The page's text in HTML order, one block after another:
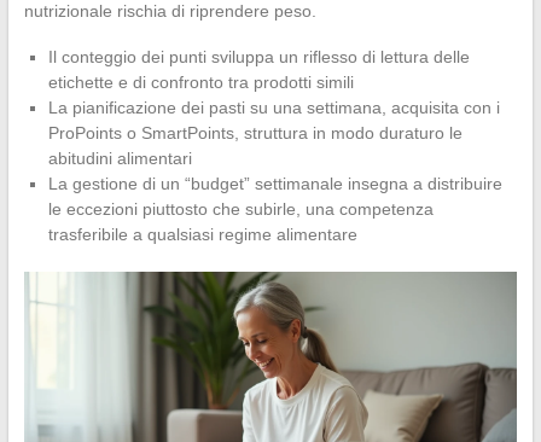
nutrizionale rischia di riprendere peso.
Il conteggio dei punti sviluppa un riflesso di lettura delle
etichette e di confronto tra prodotti simili
La pianificazione dei pasti su una settimana, acquisita con i
ProPoints o SmartPoints, struttura in modo duraturo le
abitudini alimentari
La gestione di un “budget” settimanale insegna a distribuire
le eccezioni piuttosto che subirle, una competenza
trasferibile a qualsiasi regime alimentare